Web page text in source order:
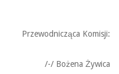
Przewodnicząca Komisji:
/-/ Bożena Żywica